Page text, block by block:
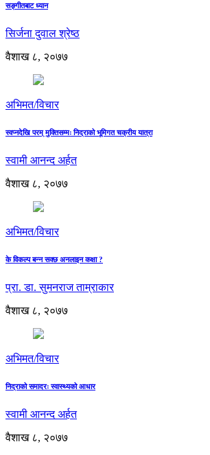
सङ्गीतबाट ध्यान
सिर्जना दुवाल श्रेष्ठ
वैशाख ८, २०७७
अभिमत/विचार
स्वप्नदेखि परम् मुक्तिसम्मः निद्राको भूमिगत चक्रीय यात्रा
स्वामी आनन्द अर्हत
वैशाख ८, २०७७
अभिमत/विचार
के विकल्प बन्न सक्छ अनलाइन कक्षा ?
प्रा. डा. सुमनराज ताम्राकार
वैशाख ८, २०७७
अभिमत/विचार
निद्राको समादरः स्वास्थ्यको आधार
स्वामी आनन्द अर्हत
वैशाख ८, २०७७